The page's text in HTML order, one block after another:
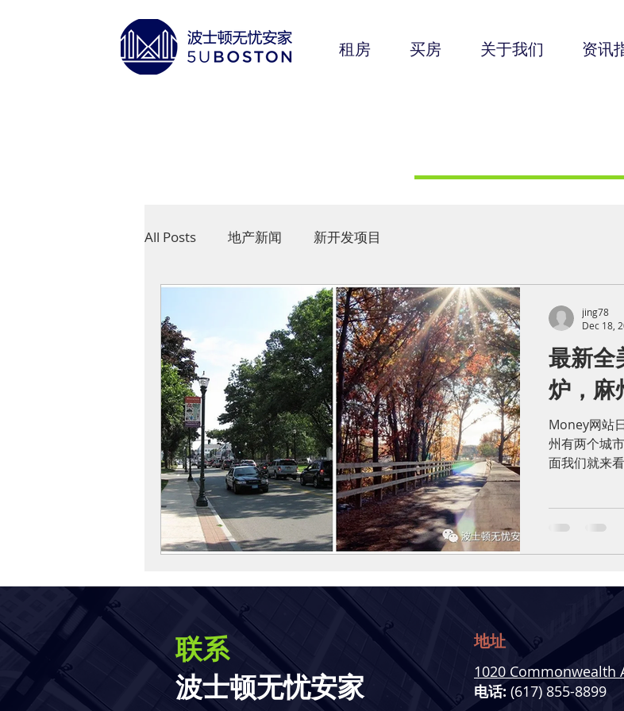
租房 买房 关于我们 资讯
All Posts 地产新闻 新开发项目
最新全
炉，麻
Money网站
州有两个城
面我们就来
jing78
Dec 18,
联系
波士顿无忧安家
地址
1020 Commonwealth
电话: (617) 855-8899